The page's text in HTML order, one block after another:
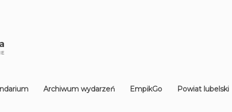
Archiwum wydarzeń EmpikGo Powiat lubelski